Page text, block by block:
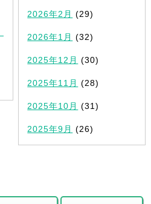
2026年2月 (29)
2026年1月 (32)
2025年12月 (30)
2025年11月 (28)
2025年10月 (31)
2025年9月 (26)